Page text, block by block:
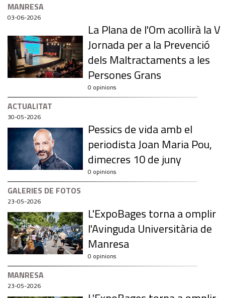
MANRESA
03-06-2026
La Plana de l'Om acollirà la V
Jornada per a la Prevenció
dels Maltractaments a les
Persones Grans
0 opinions
ACTUALITAT
30-05-2026
Pessics de vida amb el
periodista Joan Maria Pou,
dimecres 10 de juny
0 opinions
GALERIES DE FOTOS
23-05-2026
L'ExpoBages torna a omplir
l'Avinguda Universitària de
Manresa
0 opinions
MANRESA
23-05-2026